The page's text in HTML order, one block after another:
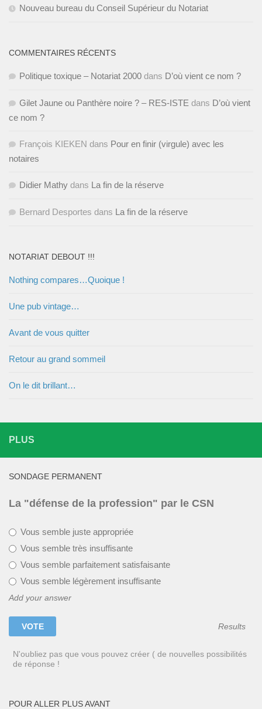
Nouveau bureau du Conseil Supérieur du Notariat
COMMENTAIRES RÉCENTS
Politique toxique – Notariat 2000 dans D’où vient ce nom ?
Gilet Jaune ou Panthère noire ? – RES-ISTE dans D’où vient
ce nom ?
François KIEKEN dans Pour en finir (virgule) avec les
notaires
Didier Mathy dans La fin de la réserve
Bernard Desportes dans La fin de la réserve
NOTARIAT DEBOUT !!!
Nothing compares…Quoique !
Une pub vintage…
Avant de vous quitter
Retour au grand sommeil
On le dit brillant…
PLUS
SONDAGE PERMANENT
La "défense de la profession" par le CSN
Vous semble juste appropriée
Vous semble très insuffisante
Vous semble parfaitement satisfaisante
Vous semble légèrement insuffisante
Add your answer
Results
N'oubliez pas que vous pouvez créer ( de nouvelles possibilités
de réponse !
POUR ALLER PLUS AVANT